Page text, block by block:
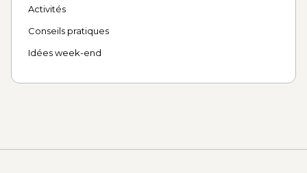
Activités
Conseils pratiques
Idées week-end